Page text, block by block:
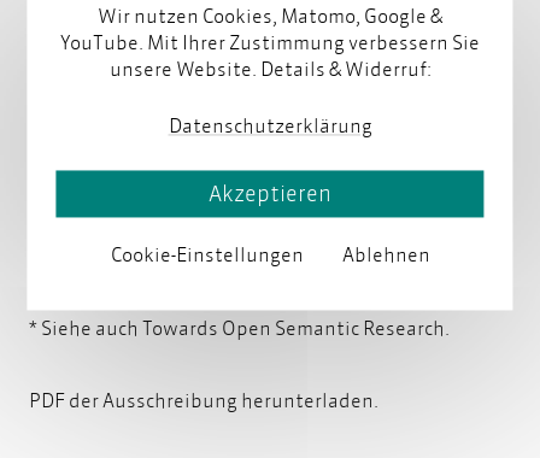
Wir bieten
Betreuung durch erfahrene Technical
Consultants oder Technische Redakteur:innen
Moderne Arbeitsumgebung
Unterstützung bei der Unterkunftssuche
* Siehe auch Towards Open Semantic Research.
PDF der Ausschreibung herunterladen.
Wir nutzen Cookies, Matomo, Google &
YouTube. Mit Ihrer Zustimmung verbessern Sie
unsere Website. Details & Widerruf:
Datenschutzerklärung
Cookie-Einstellungen Ablehnen
Akzeptieren